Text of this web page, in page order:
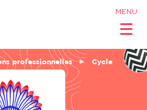
MENU
professionnelles
Cycle